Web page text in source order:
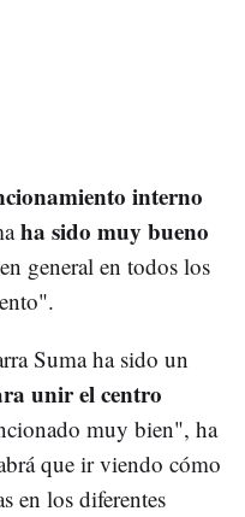
interno
ha sido muy bueno
general en todos los
Suma ha sido un
unir el centro
muy bien", ha
que ir viendo cómo
en los diferentes